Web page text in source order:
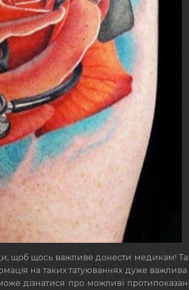
щоб щось важливе донести медикам!
на таких татуюваннях дуже важлива
дізнатися про можливі